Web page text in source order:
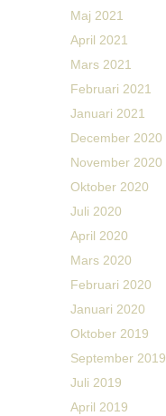
Maj 2021
April 2021
Mars 2021
Februari 2021
Januari 2021
December 2020
November 2020
Oktober 2020
Juli 2020
April 2020
Mars 2020
Februari 2020
Januari 2020
Oktober 2019
September 2019
Juli 2019
April 2019